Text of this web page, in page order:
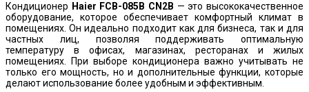
Кондиционер Haier FCB-085B CN2B — это высококачественное
оборудование, которое обеспечивает комфортный климат в
помещениях. Он идеально подходит как для бизнеса, так и для
частных лиц, позволяя поддерживать оптимальную
температуру в офисах, магазинах, ресторанах и жилых
помещениях. При выборе кондиционера важно учитывать не
только его мощность, но и дополнительные функции, которые
делают использование более удобным и эффективным.